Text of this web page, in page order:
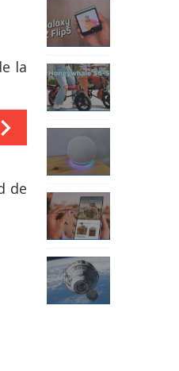
la
de